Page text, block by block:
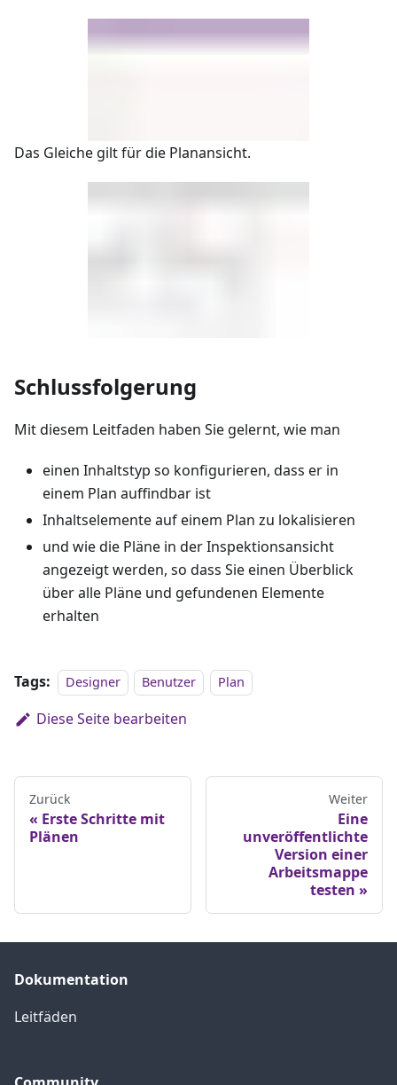
Das Gleiche gilt für die Planansicht.
Schlussfolgerung
Mit diesem Leitfaden haben Sie gelernt, wie man
einen Inhaltstyp so konfigurieren, dass er in
einem Plan auffindbar ist
Inhaltselemente auf einem Plan zu lokalisieren
und wie die Pläne in der Inspektionsansicht
angezeigt werden, so dass Sie einen Überblick
über alle Pläne und gefundenen Elemente
erhalten
Tags: Designer Benutzer Plan
Diese Seite bearbeiten
Zurück
Erste Schritte mit
Plänen
Weiter
Eine
unveröffentlichte
Version einer
Arbeitsmappe
testen
Dokumentation
Leitfäden